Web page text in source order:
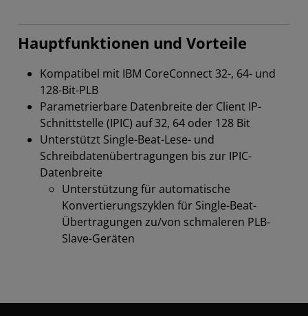
Hauptfunktionen und Vorteile
Kompatibel mit IBM CoreConnect 32-, 64- und
128-Bit-PLB
Parametrierbare Datenbreite der Client IP-
Schnittstelle (IPIC) auf 32, 64 oder 128 Bit
Unterstützt Single-Beat-Lese- und
Schreibdatenübertragungen bis zur IPIC-
Datenbreite
Unterstützung für automatische
Konvertierungszyklen für Single-Beat-
Übertragungen zu/von schmaleren PLB-
Slave-Geräten